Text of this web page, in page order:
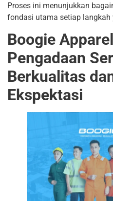
Proses ini menunjukkan
fondasi utama setiap langkah
Boogie
Pengadaan
Berkualitas
Ekspektasi